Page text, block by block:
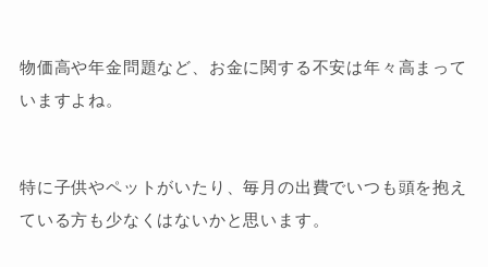
物価高や年金問題など、お金に関する不安は年々高まって
いますよね。
特に子供やペットがいたり、毎月の出費でいつも頭を抱え
ている方も少なくはないかと思います。